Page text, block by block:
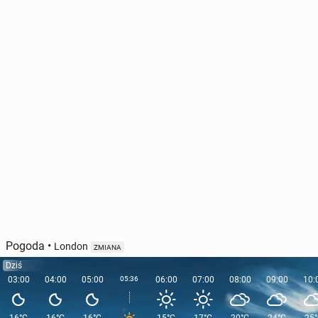
Pogoda • London ZMIANA
Dziś
03:00
04:00 05:00 05:36 06:00 07:00 08:00 09:00